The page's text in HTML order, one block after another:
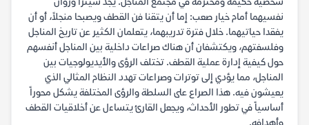
شخصية حكيمة ومحترمة في مجتمع المناجل. يجد سيترا وروان
نفسيهما أمام خيار صعب: إما أن يتقنا فن القطف ويصبحا منجلاً، أو أن
يفقدا حياتيهما. خلال فترة تدريبهما، يتعلمان الكثير عن تاريخ المناجل
وفلسفتهم، ويكتشفان أن هناك صراعات داخلية بين المناجل أنفسهم
حول كيفية إدارة عملية القطف. تختلف الرؤى والأيديولوجيات بين
المناجل، مما يؤدي إلى توترات وصراعات تهدد النظام المثالي الذي
يعيشون فيه. هذا الصراع على السلطة والرؤى المختلفة يشكل محوراً
أساسياً في تطور الأحداث، ويجعل القارئ يتساءل عن أخلاقيات القطف